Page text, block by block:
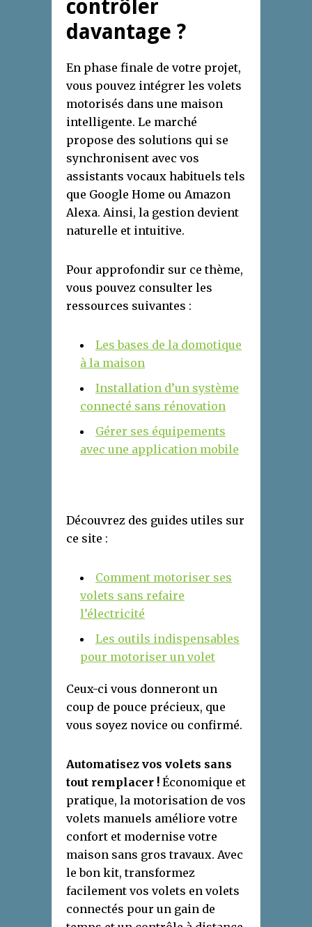
contrôler
davantage ?
En phase finale de votre projet,
vous pouvez intégrer les volets
motorisés dans une maison
intelligente. Le marché
propose des solutions qui se
synchronisent avec vos
assistants vocaux habituels tels
que Google Home ou Amazon
Alexa. Ainsi, la gestion devient
naturelle et intuitive.
Pour approfondir sur ce thème,
vous pouvez consulter les
ressources suivantes :
Les bases de la domotique
à la maison
Installation d’un système
connecté sans rénovation
Gérer ses équipements
avec une application mobile
Découvrez des guides utiles sur
ce site :
Comment motoriser ses
volets sans refaire
l’électricité
Les outils indispensables
pour motoriser un volet
Ceux-ci vous donneront un
coup de pouce précieux, que
vous soyez novice ou confirmé.
Automatisez vos volets sans
tout remplacer ! Économique et
pratique, la motorisation de vos
volets manuels améliore votre
confort et modernise votre
maison sans gros travaux. Avec
le bon kit, transformez
facilement vos volets en volets
connectés pour un gain de